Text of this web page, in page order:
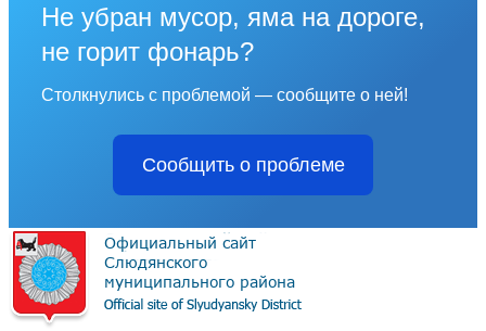
Не убран мусор, яма на дороге,
не горит фонарь?
Столкнулись с проблемой — сообщите о ней!
Сообщить о проблеме